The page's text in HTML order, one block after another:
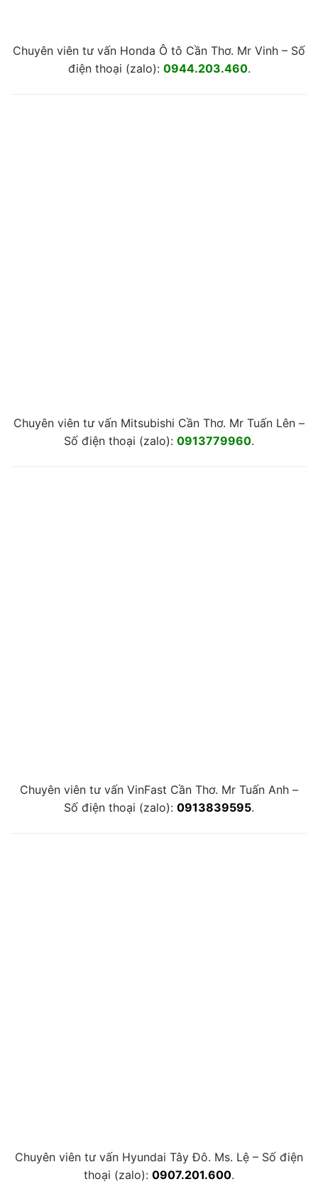
Chuyên viên tư vấn Honda Ô tô Cần Thơ. Mr Vinh – Số
điện thoại (zalo): 0944.203.460.
Chuyên viên tư vấn Mitsubishi Cần Thơ. Mr Tuấn Lên –
Số điện thoại (zalo): 0913779960.
Chuyên viên tư vấn VinFast Cần Thơ. Mr Tuấn Anh –
Số điện thoại (zalo): 0913839595.
Chuyên viên tư vấn Hyundai Tây Đô. Ms. Lệ – Số điện
thoại (zalo): 0907.201.600.